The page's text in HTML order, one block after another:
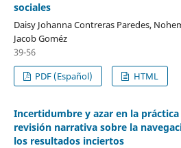
sociales
Daisy Johanna Contreras Paredes,
Jacob Goméz
39-56
PDF (Español)
HTML
Incertidumbre y azar en la
revisión narrativa sobre la
los resultados inciertos